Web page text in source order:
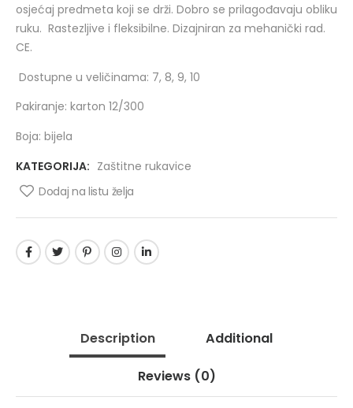
osjećaj predmeta koji se drži. Dobro se prilagođavaju obliku
ruku. Rastezljive i fleksibilne. Dizajniran za mehanički rad.
CE.
Dostupne u veličinama: 7, 8, 9, 10
Pakiranje: karton 12/300
Boja: bijela
KATEGORIJA: Zaštitne rukavice
Dodaj na listu želja
Description Additional
Reviews (0)